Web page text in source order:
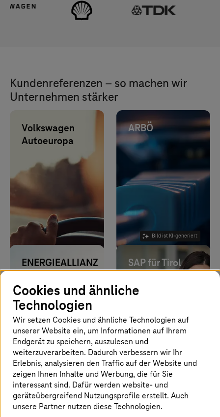
Kundenreferenzen – so machen wir
Unternehmen stärker
Volkswagen
Autoeuropa
IT-Outsourcing
reduziert 10 %
der Testfahrten,
und Kosten.
Bild ist KI-generiert
ARBÖ
ENERGIEALLIANZ
die
mit GenAI-
basiertem
Kundenradar um
50 % gesenkt
SAP für Tirol
Wienerberger
AG
Deutsche
Telekom IT
Cookies und ähnliche
Technologien
Wir setzen Cookies und ähnliche Technologien auf
unserer Website ein, um Informationen auf Ihrem
Endgerät zu speichern, auszulesen und
weiterzuverarbeiten. Dadurch verbessern wir Ihr
Erlebnis, analysieren den Traffic auf der Website und
zeigen Ihnen Inhalte und Werbung, die für Sie
interessant sind. Dafür werden website- und
geräteübergreifend Nutzungsprofile erstellt. Auch
unsere Partner nutzen diese Technologien.